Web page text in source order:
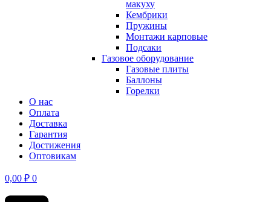
макуху
Кембрики
Пружины
Монтажи карповые
Подсаки
Газовое оборудование
Газовые плиты
Баллоны
Горелки
О нас
Оплата
Доставка
Гарантия
Достижения
Оптовикам
0,00 ₽ 0